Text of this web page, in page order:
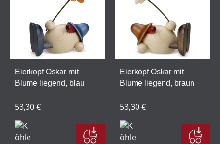
Eierkopf Oskar mit
Blume liegend, blau
53,30 €
Eierkopf Oskar mit
Blume liegend, braun
53,30 €